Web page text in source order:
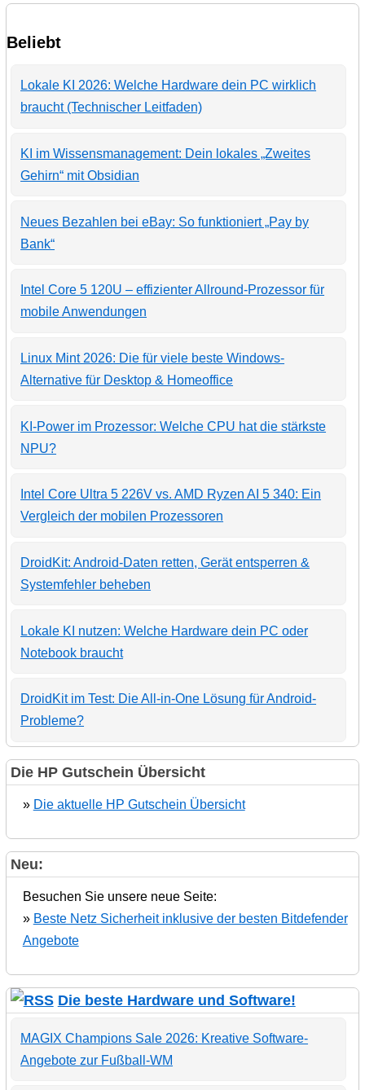
Beliebt
Lokale KI 2026: Welche Hardware dein PC wirklich
braucht (Technischer Leitfaden)
KI im Wissensmanagement: Dein lokales „Zweites
Gehirn“ mit Obsidian
Neues Bezahlen bei eBay: So funktioniert „Pay by
Bank“
Intel Core 5 120U – effizienter Allround-Prozessor für
mobile Anwendungen
Linux Mint 2026: Die für viele beste Windows-
Alternative für Desktop & Homeoffice
KI-Power im Prozessor: Welche CPU hat die stärkste
NPU?
Intel Core Ultra 5 226V vs. AMD Ryzen AI 5 340: Ein
Vergleich der mobilen Prozessoren
DroidKit: Android-Daten retten, Gerät entsperren &
Systemfehler beheben
Lokale KI nutzen: Welche Hardware dein PC oder
Notebook braucht
DroidKit im Test: Die All-in-One Lösung für Android-
Probleme?
Die HP Gutschein Übersicht
» Die aktuelle HP Gutschein Übersicht
Neu:
Besuchen Sie unsere neue Seite:
» Beste Netz Sicherheit inklusive der besten Bitdefender
Angebote
Die beste Hardware und Software!
MAGIX Champions Sale 2026: Kreative Software-
Angebote zur Fußball-WM